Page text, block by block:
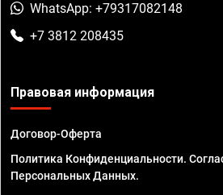
WhatsApp: +79317082148
+7 3812 208435
Правовая информация
Договор-Оферта
Политика Конфиденциальности.
Персональных Данных.